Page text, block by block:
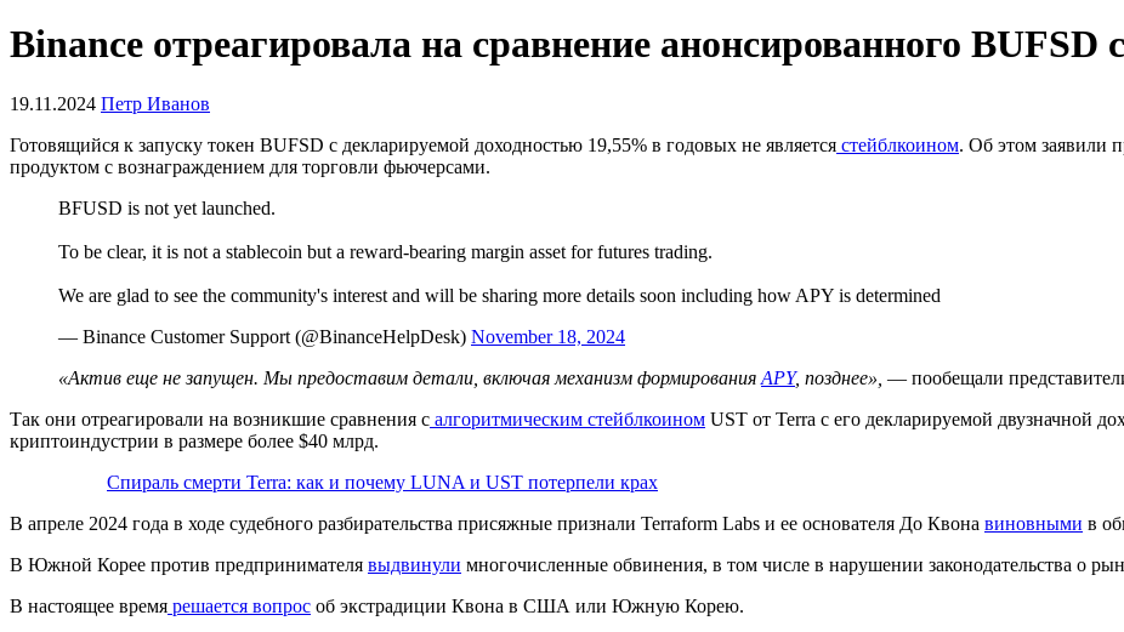
Binance отреагировала на сравнение анонсированного BUFSD
19.11.2024 Петр Иванов
Готовящийся к запуску токен BUFSD с декларируемой доходностью 19,55% в годовых не является стейблкоином. Об этом заявили
продуктом с вознаграждением для торговли фьючерсами.
BFUSD is not yet launched.
To be clear, it is not a stablecoin but a reward-bearing margin asset for futures trading.
We are glad to see the community's interest and will be sharing more details soon including how APY is determined
— Binance Customer Support (@BinanceHelpDesk) November 18, 2024
«Актив еще не запущен. Мы предоставим детали, включая механизм формирования APY, позднее», — пообещали
Так они отреагировали на возникшие сравнения с алгоритмическим стейблкоином UST от Terra с его декларируемой двузначной
криптоиндустрии в размере более $40 млрд.
Спираль смерти Terra: как и почему LUNA и UST потерпели крах
В апреле 2024 года в ходе судебного разбирательства присяжные признали Terraform Labs и ее основателя До Квона виновными в
В Южной Корее против предпринимателя выдвинули многочисленные обвинения, в том числе в нарушении законодательства о
В настоящее время решается вопрос об экстрадиции Квона в США или Южную Корею.